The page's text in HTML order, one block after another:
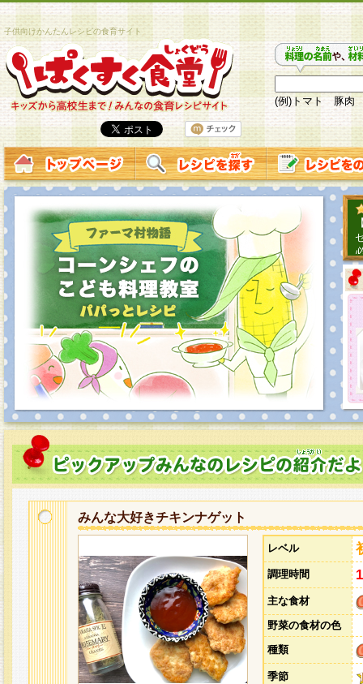
子供向けかんたんレシピの食育サイト
(例)トマト 豚肉
みんな大好きチキンナゲット
レベル
調理時間
主な食材
野菜の食材の色
種類
季節